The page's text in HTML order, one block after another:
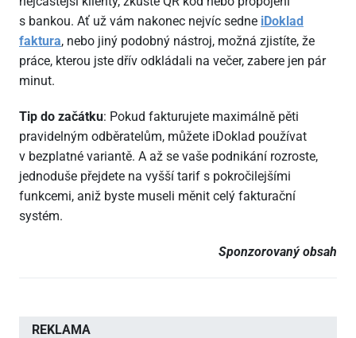
s bankou. Ať už vám nakonec nejvíc sedne iDoklad
faktura, nebo jiný podobný nástroj, možná zjistíte, že
práce, kterou jste dřív odkládali na večer, zabere jen pár
minut.
Tip do začátku: Pokud fakturujete maximálně pěti
pravidelným odběratelům, můžete iDoklad používat
v bezplatné variantě. A až se vaše podnikání rozroste,
jednoduše přejdete na vyšší tarif s pokročilejšími
funkcemi, aniž byste museli měnit celý fakturační
systém.
Sponzorovaný obsah
REKLAMA